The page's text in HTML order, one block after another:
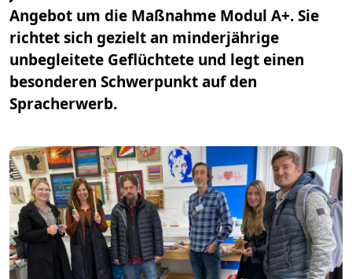
Angebot um die Maßnahme Modul A+. Sie
richtet sich gezielt an minderjährige
unbegleitete Geflüchtete und legt einen
besonderen Schwerpunkt auf den
Spracherwerb.